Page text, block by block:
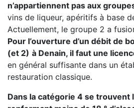
n’appartiennent pas aux
vins de liqueur, apéritifs à base
Actuellement, le groupe 2 a
Pour l’ouverture d’un débit de
(et 2) à Denain, il faut une
en général suffisante dans un
restauration classique.
Dans la catégorie 4 se trouvent